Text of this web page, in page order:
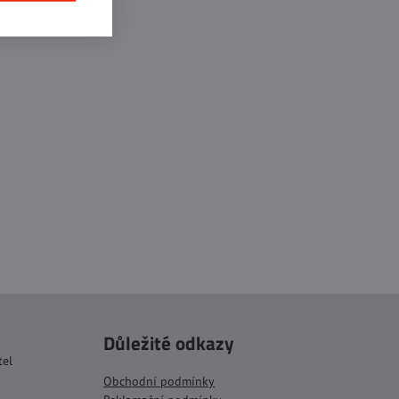
Důležité odkazy
Obchodní podmínky